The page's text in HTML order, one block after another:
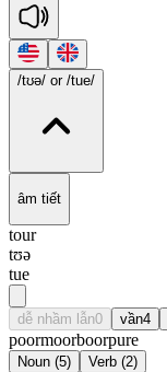
/tʊə/ or /tue/
âm tiết
tour
tʊə
tue
dễ nhầm lẫn0 vần4
poormoorboorpure
Noun (5) Verb (2)